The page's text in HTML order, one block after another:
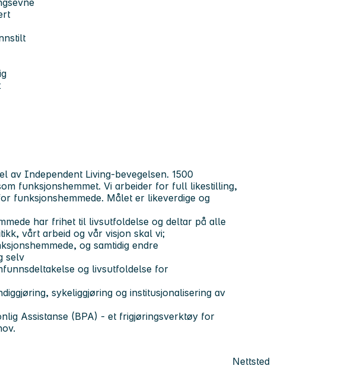
av Independent Living-bevegelsen. 1500
funksjonshemmet. Vi arbeider for full likestilling,
funksjonshemmede. Målet er likeverdige og
har frihet til livsutfoldelse og deltar på alle
vårt arbeid og vår visjon skal vi;
og samtidig endre
selv
og livsutfoldelse for
sykeliggjøring og institusjonalisering av
Assistanse (BPA) - et frigjøringsverktøy for
Nettsted